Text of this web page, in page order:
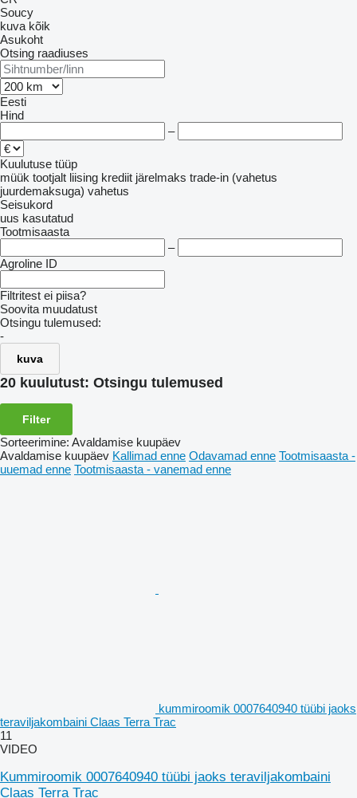
Soucy
kuva kõik
Asukoht
Otsing raadiuses
Eesti
Hind
–
Kuulutuse tüüp
müük tootjalt liising krediit järelmaks trade-in (vahetus
juurdemaksuga) vahetus
Seisukord
uus kasutatud
Tootmisaasta
–
Agroline ID
Filtritest ei piisa?
Soovita muudatust
Otsingu tulemused:
-
kuva
20 kuulutust: Otsingu tulemused
Filter
Sorteerimine: Avaldamise kuupäev
Avaldamise kuupäev Kallimad enne Odavamad enne Tootmisaasta -
uuemad enne Tootmisaasta - vanemad enne
kummiroomik 0007640940 tüübi jaoks
teraviljakombaini Claas Terra Trac
11
VIDEO
Kummiroomik 0007640940 tüübi jaoks teraviljakombaini
Claas Terra Trac